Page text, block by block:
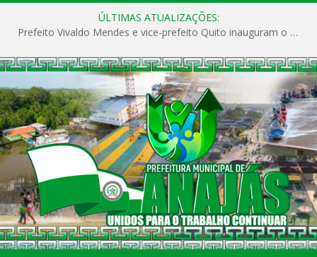
ÚLTIMAS ATUALIZAÇÕES:
Prefeito Vivaldo Mendes e vice-prefeito Quito inauguram o CAPS e fortalecem a saúde pública em Anajás.